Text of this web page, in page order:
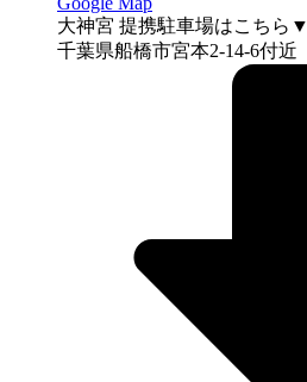
大神宮 提携駐車場はこちら▼
千葉県船橋市宮本2-14-6付近